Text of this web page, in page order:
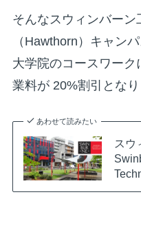
そんなスウィンバー
（Hawthorn）キャン
大学院のコースワー
業料が 20%割引となり
あわせて読みたい
スウ